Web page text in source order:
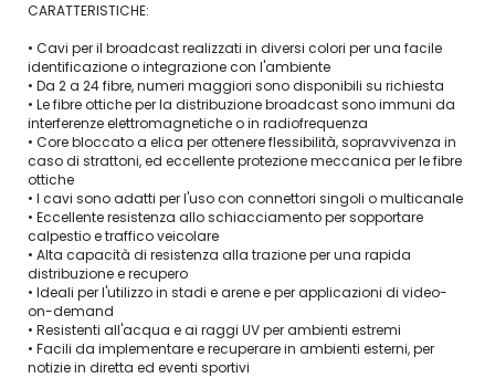
CARATTERISTICHE:
• Cavi per il broadcast realizzati in diversi colori per una facile
identificazione o integrazione con l'ambiente
• Da 2 a 24 fibre, numeri maggiori sono disponibili su richiesta
• Le fibre ottiche per la distribuzione broadcast sono immuni da
interferenze elettromagnetiche o in radiofrequenza
• Core bloccato a elica per ottenere flessibilità, sopravvivenza in
caso di strattoni, ed eccellente protezione meccanica per le fibre
ottiche
• I cavi sono adatti per l'uso con connettori singoli o multicanale
• Eccellente resistenza allo schiacciamento per sopportare
calpestio e traffico veicolare
• Alta capacità di resistenza alla trazione per una rapida
distribuzione e recupero
• Ideali per l'utilizzo in stadi e arene e per applicazioni di video-
on-demand
• Resistenti all'acqua e ai raggi UV per ambienti estremi
• Facili da implementare e recuperare in ambienti esterni, per
notizie in diretta ed eventi sportivi